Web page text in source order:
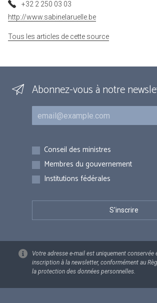
+32 2 250 03 03
http://www.sabinelaruelle.be
Tous les articles de cette source
Abonnez-vous à notre
Courriel
Inscriptions
Conseil des ministres
Membres du gouvernement
Institutions fédérales
Votre adresse e-mail est uniquement
inscription à la newsletter, conformément au
la protection des données personnelles.